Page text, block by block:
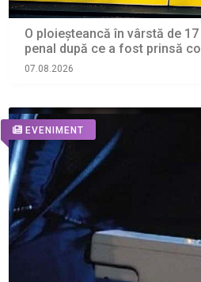
O ploieșteancă în vârstă de
penal după ce a fost prinsă
07.08.2026
EVENIMENT